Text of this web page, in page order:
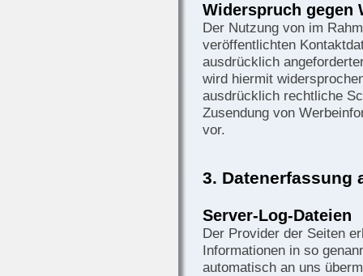
Widerspruch gegen
Der Nutzung von im
veröffentlichten
ausdrücklich
wird hiermit
ausdrücklich rechtliche
Zusendung von
vor.
3. Datenerfassung
Server-Log-Dateien
Der Provider der Seiten
Informationen in so
automatisch an uns